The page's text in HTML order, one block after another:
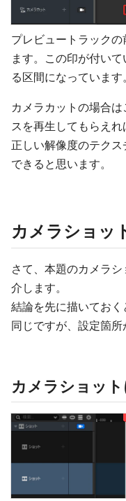
プレビュートラックの
ます。この印が付い
る区間になっています。
カメラカットの場合
スを再生してもらえ
正しい解像度のテク
できると思います。
カメラショッ
さて、本題のカメラ
介します。
結論を先に描いてお
同じですが、設定箇所
カメラショッ